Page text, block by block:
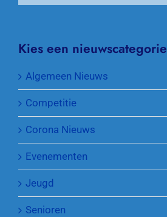
Kies een nieuwscategorie
Algemeen Nieuws
Competitie
Corona Nieuws
Evenementen
Jeugd
Senioren